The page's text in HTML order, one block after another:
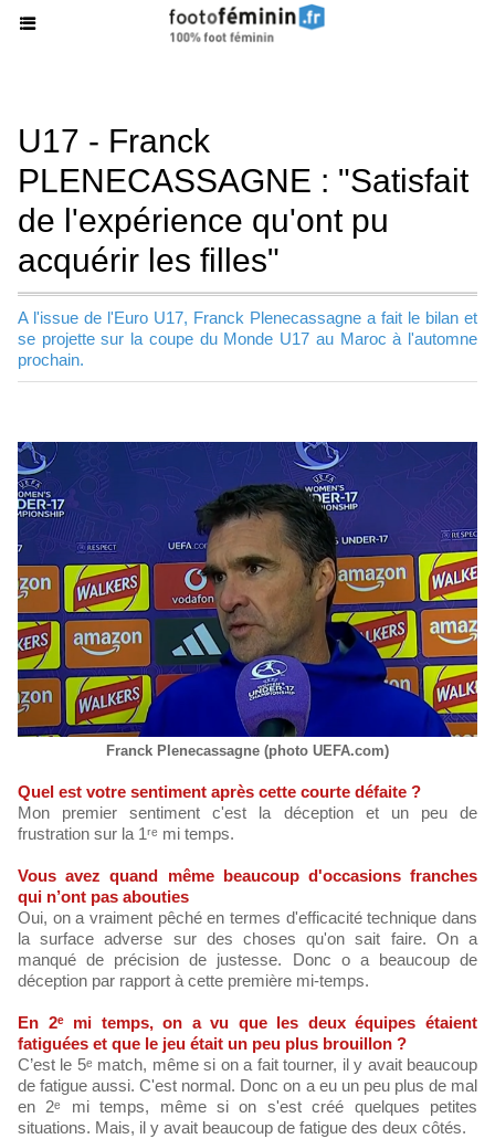
U17 - Franck
PLENECASSAGNE : "Satisfait
de l'expérience qu'ont pu
acquérir les filles"
A l'issue de l'Euro U17, Franck Plenecassagne a fait le bilan et
se projette sur la coupe du Monde U17 au Maroc à l'automne
prochain.
Franck Plenecassagne (photo UEFA.com)
Quel est votre sentiment après cette courte défaite ?
Mon premier sentiment c'est la déception et un peu de
frustration sur la 1ʳᵉ mi temps.
Vous avez quand même beaucoup d'occasions franches
qui n’ont pas abouties
Oui, on a vraiment pêché en termes d'efficacité technique dans
la surface adverse sur des choses qu'on sait faire. On a
manqué de précision de justesse. Donc o a beaucoup de
déception par rapport à cette première mi-temps.
En 2ᵉ mi temps, on a vu que les deux équipes étaient
fatiguées et que le jeu était un peu plus brouillon ?
C’est le 5ᵉ match, même si on a fait tourner, il y avait beaucoup
de fatigue aussi. C'est normal. Donc on a eu un peu plus de mal
en 2ᵉ mi temps, même si on s'est créé quelques petites
situations. Mais, il y avait beaucoup de fatigue des deux côtés.